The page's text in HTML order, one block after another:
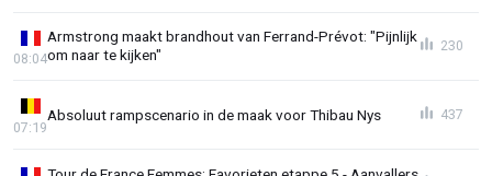
Armstrong maakt brandhout van Ferrand-Prévot: "Pijnlijk
om naar te kijken"
08:04
230
Absoluut rampscenario in de maak voor Thibau Nys
07:19
437